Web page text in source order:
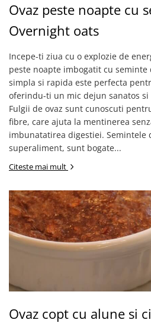
Ovaz peste noapte cu
Overnight oats
Incepe-ti ziua cu o explozie de
peste noapte imbogatit cu seminte
simpla si rapida este perfecta
oferindu-ti un mic dejun sanatos
Fulgii de ovaz sunt cunoscuti
fibre, care ajuta la mentinerea
imbunatatirea digestiei. Semintele
superaliment, sunt bogate...
Citeste mai mult
Ovaz copt cu alune si